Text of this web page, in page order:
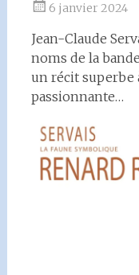
6 janvier 2024
Jean-Claude
noms de la
un récit superbe
passionnante…